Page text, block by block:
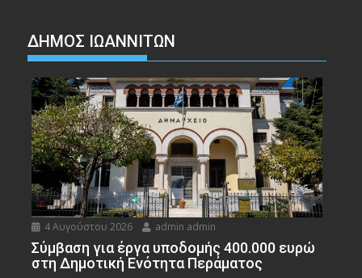
ΔΗΜΟΣ ΙΩΑΝΝΙΤΩΝ
4 Αυγούστου 2026 admin admin
Σύμβαση για έργα υποδομής 400.000 ευρώ
στη Δημοτική Ενότητα Περάματος